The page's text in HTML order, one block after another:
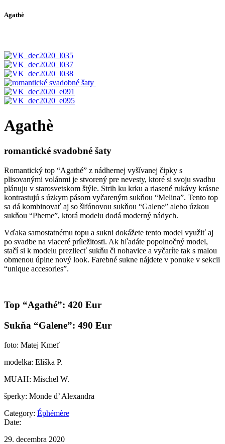
Agathè
Agathè
romantické svadobné šaty
Romantický top “Agathé” z nádhernej vyšívanej čipky s
plisovanými volánmi je stvorený pre nevesty, ktoré si svoju svadbu
plánuju v starosvetskom štýle. Strih ku krku a riasené rukávy krásne
kontrastujú s úzkym pásom vyčareným sukňou “Melina”. Tento top
sa dá kombinovať aj so šifónovou sukňou “Galene” alebo úzkou
sukňou “Pheme”, ktorá modelu dodá moderný nádych.
Vďaka samostatnému topu a sukni dokážete tento model využiť aj
po svadbe na viaceré príležitosti. Ak hľadáte popolnočný model,
stačí si k modelu prezliecť sukňu či nohavice a vyčaríte tak s malou
obmenou úplne nový look. Farebné sukne nájdete v ponuke v sekcii
“unique accesories”.
Top “Agathé”: 420 Eur
Sukňa “Galene”: 490 Eur
foto: Matej Kmeť
modelka: Eliška P.
MUAH: Mischel W.
šperky: Monde d’ Alexandra
Category: Éphémère
Date:
29. decembra 2020